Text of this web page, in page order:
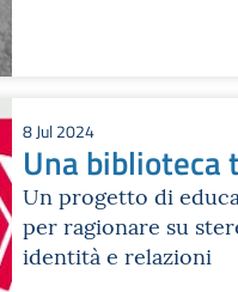
8 Jul 2024
Una biblioteca
Un progetto di
per ragionare su
identità e relazioni